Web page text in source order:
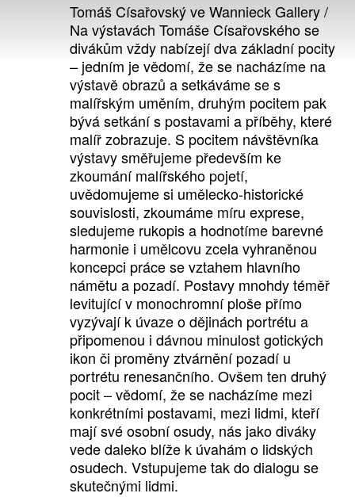
Tomáš Císařovský ve Wannieck Gallery /
Na výstavách Tomáše Císařovského se
divákům vždy nabízejí dva základní pocity
– jedním je vědomí, že se nacházíme na
výstavě obrazů a setkáváme se s
malířským uměním, druhým pocitem pak
bývá setkání s postavami a příběhy, které
malíř zobrazuje. S pocitem návštěvníka
výstavy směřujeme především ke
zkoumání malířského pojetí,
uvědomujeme si umělecko-historické
souvislosti, zkoumáme míru exprese,
sledujeme rukopis a hodnotíme barevné
harmonie i umělcovu zcela vyhraněnou
koncepci práce se vztahem hlavního
námětu a pozadí. Postavy mnohdy téměř
levitující v monochromní ploše přímo
vyzývají k úvaze o dějinách portrétu a
připomenou i dávnou minulost gotických
ikon či proměny ztvárnění pozadí u
portrétu renesančního. Ovšem ten druhý
pocit – vědomí, že se nacházíme mezi
konkrétními postavami, mezi lidmi, kteří
mají své osobní osudy, nás jako diváky
vede daleko blíže k úvahám o lidských
osudech. Vstupujeme tak do dialogu se
skutečnými lidmi.